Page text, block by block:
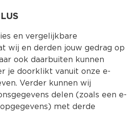
Kies jouw
en vergelijkbare
wij en derden jouw gedrag op
ook daarbuiten kunnen
je doorklikt vanuit onze e-
Verder kunnen wij
delen (zoals een e-
met derde